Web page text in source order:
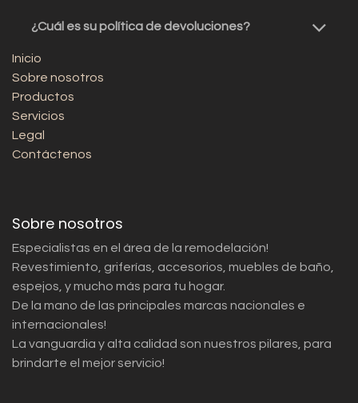
¿Cuál es su política de devoluciones?
Inicio
Sobre nosotros
Productos
Servicios
Legal
Contáctenos
Sobre nosotros
Especialistas en el área de la remodelación!
Revestimiento, griferías, accesorios, muebles de baño,
espejos, y mucho más para tu hogar.
De la mano de las principales marcas nacionales e
internacionales!
La vanguardia y alta calidad son nuestros pilares, para
brindarte el mejor servicio!